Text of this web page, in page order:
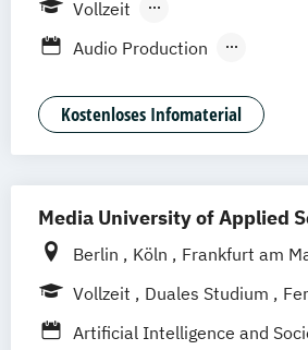
Vollzeit
Berufsbegleitendes
Audio Production
Digital Film Production
Game Art Animation
Professional Media Creation
Professional Practice
Industries)
Software Engineering
Kostenloses Infomaterial
Media University of Applied
Berlin Köln
Frankfurt am
Vollzeit
Duales Studium
Berufsbegleitendes
Artificial Intelligence and